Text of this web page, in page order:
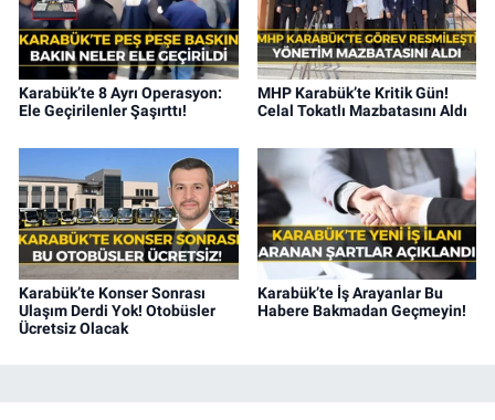
Karabük’te 8 Ayrı Operasyon:
Ele Geçirilenler Şaşırttı!
MHP Karabük’te Kritik Gün!
Celal Tokatlı Mazbatasını Aldı
Karabük’te Konser Sonrası
Ulaşım Derdi Yok! Otobüsler
Ücretsiz Olacak
Karabük’te İş Arayanlar Bu
Habere Bakmadan Geçmeyin!